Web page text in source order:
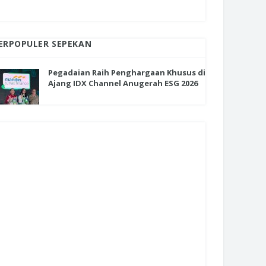
SEPEKAN
Pegadaian Raih Penghargaan Khusus di
Ajang IDX Channel Anugerah ESG 2026